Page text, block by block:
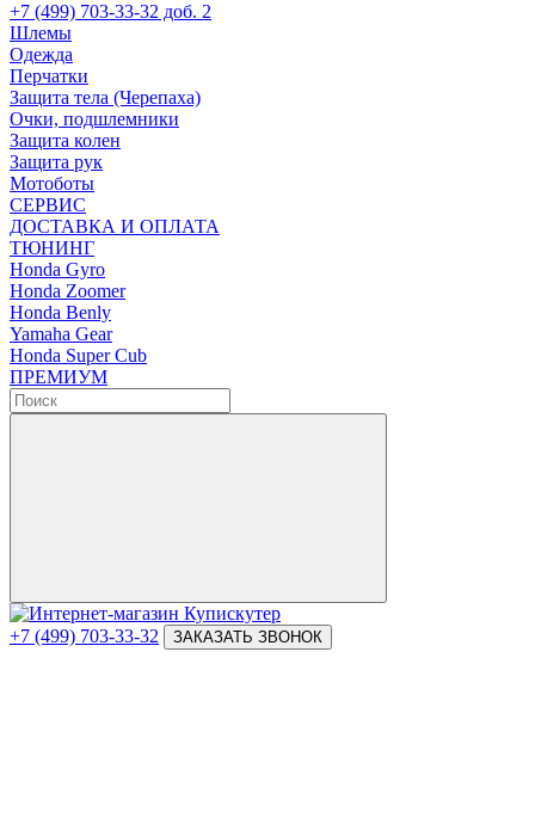
+7 (499) 703-33-32 доб. 2
Шлемы
Одежда
Перчатки
Защита тела (Черепаха)
Очки, подшлемники
Защита колен
Защита рук
Мотоботы
СЕРВИС
ДОСТАВКА И ОПЛАТА
ТЮНИНГ
Honda Gyro
Honda Zoomer
Honda Benly
Yamaha Gear
Honda Super Cub
ПРЕМИУМ
+7 (499) 703-33-32 ЗАКАЗАТЬ ЗВОНОК